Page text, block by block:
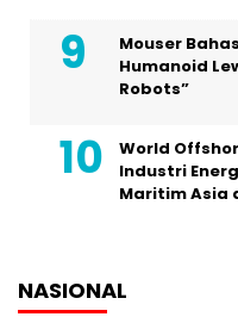
Mouser
Humanoid
Robots”
World
Industri
Maritim Asia
NASIONAL